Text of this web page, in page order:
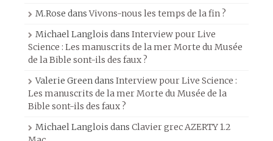
M.Rose dansVivons-nous les temps de la fin ?
Michael Langlois dans Interview pour Live
Science : Les manuscrits de la mer Morte du Musée
de la Bible sont-ils des faux ?
Valerie Greendans Interview pour Live Science :
Les manuscrits de la mer Morte du Musée de la
Bible sont-ils des faux ?
Michael Langlois dans Clavier grec AZERTY 1.2